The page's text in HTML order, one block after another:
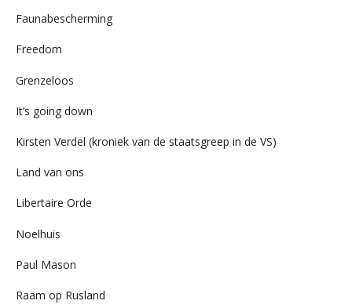
Faunabescherming
Freedom
Grenzeloos
It’s going down
Kirsten Verdel (kroniek van de staatsgreep in de VS)
Land van ons
Libertaire Orde
Noelhuis
Paul Mason
Raam op Rusland